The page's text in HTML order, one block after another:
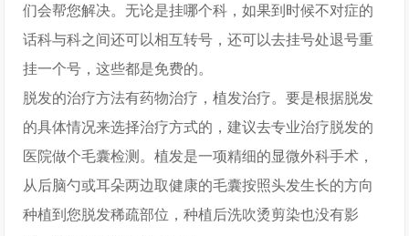
们会帮您解决。无论是挂哪个科，如果到时候不对症的
话科与科之间还可以相互转号，还可以去挂号处退号重
挂一个号，这些都是免费的。
脱发的治疗方法有药物治疗，植发治疗。要是根据脱发
的具体情况来选择治疗方式的，建议去专业治疗脱发的
医院做个毛囊检测。植发是一项精细的显微外科手术，
从后脑勺或耳朵两边取健康的毛囊按照头发生长的方向
种植到您脱发稀疏部位，种植后洗吹烫剪染也没有影